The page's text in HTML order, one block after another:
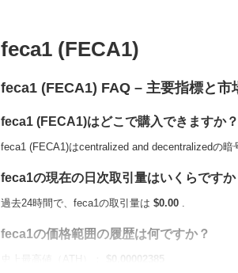
feca1 (FECA1)
feca1 (FECA1) FAQ – 主要指標と市
feca1 (FECA1)はどこで購入できますか？
feca1 (FECA1)はcentralized and decentralizedの暗
feca1の現在の日次取引量はいくらですか
過去24時間で、feca1の取引量は $0.00 .
feca1の価格範囲の履歴は何ですか？
史上最高値（ATH）：
$0.00002385